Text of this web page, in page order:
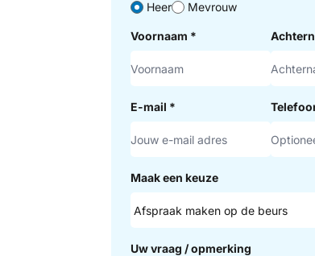
Heer
Mevrouw
Voornaam *
E-mail *
Maak een keuze
Uw vraag / opmerking